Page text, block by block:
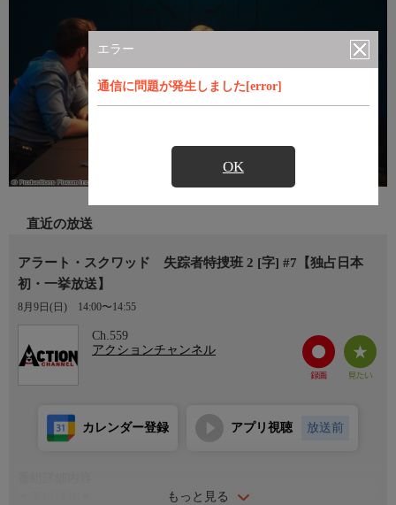
エラー
通信に問題が発生しました[error]
OK
直近の放送
アラート・スクワッド 失踪者特捜班 2 [字] #7【独占日本
初・一挙放送】
8月9日(日) 14:00〜14:55
Ch.559
アクションチャンネル
もっと見る
カレンダー登録 アプリ視聴 放送前